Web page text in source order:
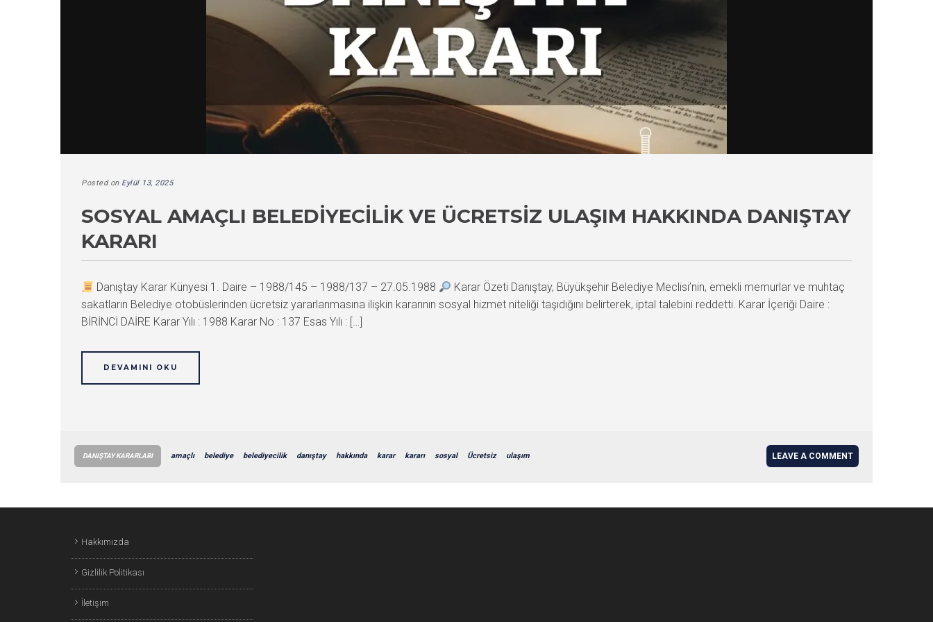
Posted on Eylül 13, 2025
SOSYAL AMAÇLI BELEDIYECILIK VE ÜCRETSIZ ULAŞIM HAKKINDA DANIŞTAY
KARARI
Danıştay Karar Künyesi 1. Daire – 1988/145 – 1988/137 – 27.05.1988
Karar Özeti Danıştay, Büyükşehir Belediye Meclisi’nin, emekli memurlar ve muhtaç
sakatların Belediye otobüslerinden ücretsiz yararlanmasına ilişkin kararının sosyal hizmet niteliği taşıdığını belirterek, iptal talebini reddetti. Karar İçeriği Daire :
BİRİNCİ DAİRE Karar Yılı : 1988 Karar No : 137 Esas Yılı : […]
DEVAMINI OKU
DANIŞTAY KARARLARI amaçlı belediye belediyecilik danıştay hakkında karar kararı sosyal Ücretsiz ulaşım LEAVE A COMMENT
Hakkımızda
Gizlilik Politikası
İletişim